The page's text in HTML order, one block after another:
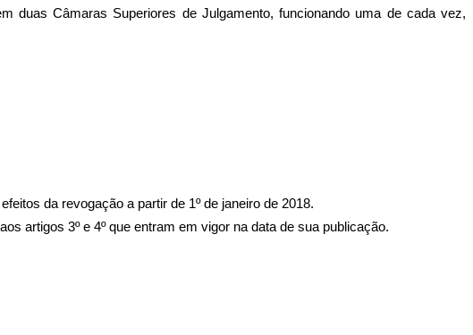
duas Câmaras Superiores de Julgamento, funcionando uma de cada vez,
da revogação a partir de 1º de janeiro de 2018.
artigos 3º e 4º que entram em vigor na data de sua publicação.